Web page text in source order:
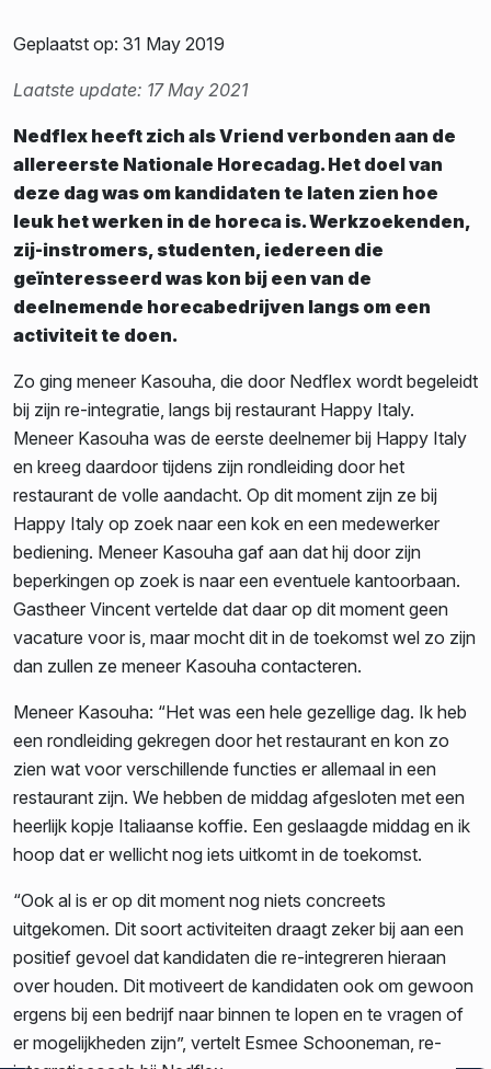
Geplaatst op: 31 May 2019
Laatste update: 17 May 2021
Nedflex heeft zich als Vriend verbonden aan de
allereerste Nationale Horecadag. Het doel van
deze dag was om kandidaten te laten zien hoe
leuk het werken in de horeca is. Werkzoekenden,
zij-instromers, studenten, iedereen die
geïnteresseerd was kon bij een van de
deelnemende horecabedrijven langs om een
activiteit te doen.
Zo ging meneer Kasouha, die door Nedflex wordt begeleidt
bij zijn re-integratie, langs bij restaurant Happy Italy.
Meneer Kasouha was de eerste deelnemer bij Happy Italy
en kreeg daardoor tijdens zijn rondleiding door het
restaurant de volle aandacht. Op dit moment zijn ze bij
Happy Italy op zoek naar een kok en een medewerker
bediening. Meneer Kasouha gaf aan dat hij door zijn
beperkingen op zoek is naar een eventuele kantoorbaan.
Gastheer Vincent vertelde dat daar op dit moment geen
vacature voor is, maar mocht dit in de toekomst wel zo zijn
dan zullen ze meneer Kasouha contacteren.
Meneer Kasouha: “Het was een hele gezellige dag. Ik heb
een rondleiding gekregen door het restaurant en kon zo
zien wat voor verschillende functies er allemaal in een
restaurant zijn. We hebben de middag afgesloten met een
heerlijk kopje Italiaanse koffie. Een geslaagde middag en ik
hoop dat er wellicht nog iets uitkomt in de toekomst.
“Ook al is er op dit moment nog niets concreets
uitgekomen. Dit soort activiteiten draagt zeker bij aan een
positief gevoel dat kandidaten die re-integreren hieraan
over houden. Dit motiveert de kandidaten ook om gewoon
ergens bij een bedrijf naar binnen te lopen en te vragen of
er mogelijkheden zijn”, vertelt Esmee Schooneman, re-